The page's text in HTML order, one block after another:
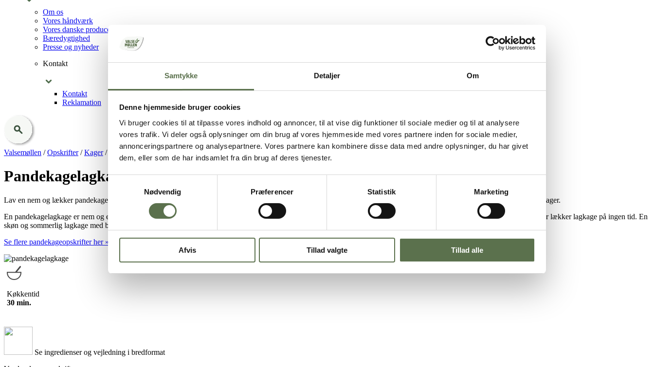
Samtykke Detaljer Om
Denne hjemmeside bruger cookies
Vi bruger cookies til at tilpasse vores indhold og annoncer, til at vise dig funktioner til sociale medier og til at analysere
vores trafik. Vi deler også oplysninger om din brug af vores hjemmeside med vores partnere inden for sociale medier,
annonceringspartnere og analysepartnere. Vores partnere kan kombinere disse data med andre oplysninger, du har givet
dem, eller som de har indsamlet fra din brug af deres tjenester.
Samtykkevalg
Nødvendig
Præferencer Statistik Marketing
Afvis Tillad valgte Tillad alle
Om os
Vores håndværk
Vores danske producenter
Bæredygtighed
Presse og nyheder
Kontakt
Kontakt
Reklamation
Valsemøllen /Opskrifter/Kager/ Pandekagelagkage – Bageblanding
Pandekagelagkage – Bageblanding
Lav en nem og lækker pandekagelagkage med flødeskum og lækre bær. Bag pandekagerne med
, så er der nemt og hurtigt lækre pandekager.
En pandekagelagkage er nem og enkel at lave, hvis du ikke er til de traditionelle lagkager, eller hvis du vil pifte pandekagerne lidt op. Pynt med sæsonens frugter og bær, så er der lækker lagkage på ingen tid. En
skøn og sommerlig lagkage med både sødt og syre, der komplementerer hinanden skønt. Server den lækre lagkage til hverdag og fest, det vil glæde glæde store som små.
Se flere pandekageopskrifter her »
Køkkentid
30 min.
Se ingredienser og vejledning i bredformat